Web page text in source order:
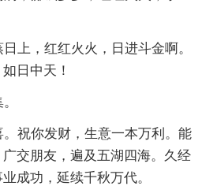
上，红红火火，日进斗金啊。
日中天！
祝你发财，生意一本万利。能
交朋友，遍及五湖四海。久经
成功，延续千秋万代。